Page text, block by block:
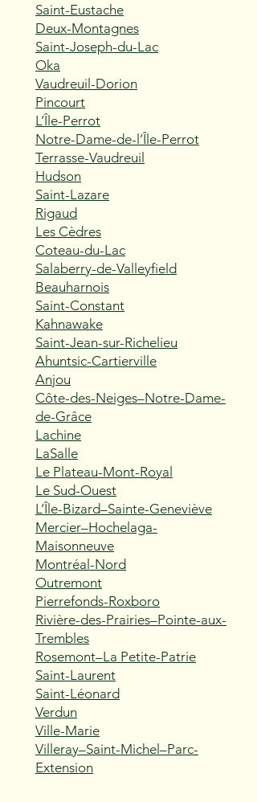
Saint-Eustache
Deux-Montagnes
Saint-Joseph-du-Lac
Oka
Vaudreuil-Dorion
Pincourt
L’Île-Perrot
Notre-Dame-de-l’Île-Perrot
Terrasse-Vaudreuil
Hudson
Saint-Lazare
Rigaud
Les Cèdres
Coteau-du-Lac
Salaberry-de-Valleyfield
Beauharnois
Saint-Constant
Kahnawake
Saint-Jean-sur-Richelieu
Ahuntsic-Cartierville
Anjou
Côte-des-Neiges–Notre-Dame-
de-Grâce
Lachine
LaSalle
Le Plateau-Mont-Royal
Le Sud-Ouest
L’Île-Bizard–Sainte-Geneviève
Mercier–Hochelaga-
Maisonneuve
Montréal-Nord
Outremont
Pierrefonds-Roxboro
Rivière-des-Prairies–Pointe-aux-
Trembles
Rosemont–La Petite-Patrie
Saint-Laurent
Saint-Léonard
Verdun
Ville-Marie
Villeray–Saint-Michel–Parc-
Extension